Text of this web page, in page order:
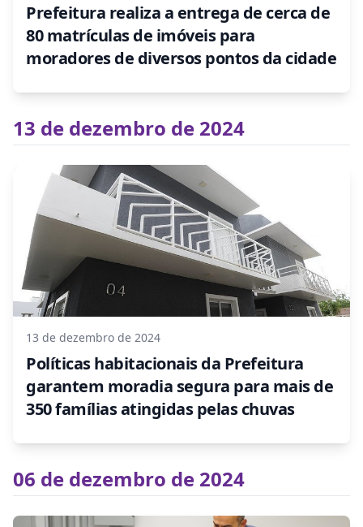
Prefeitura realiza a entrega de cerca de
80 matrículas de imóveis para
moradores de diversos pontos da cidade
13 de dezembro de 2024
13 de dezembro de 2024
Políticas habitacionais da Prefeitura
garantem moradia segura para mais de
350 famílias atingidas pelas chuvas
06 de dezembro de 2024